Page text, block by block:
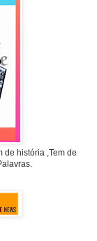
de história ,Tem de